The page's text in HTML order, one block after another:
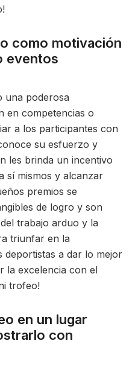
como motivación
eventos
una poderosa
en competencias o
a los participantes con
su esfuerzo y
les brinda un incentivo
sí mismos y alcanzar
premios se
de logro y son
trabajo arduo y la
triunfar en la
deportistas a dar lo mejor
la excelencia con el
trofeo!
en un lugar
con